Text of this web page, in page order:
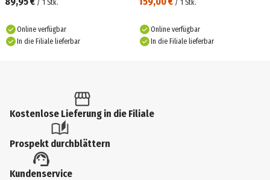
/ 1 Stk.
Online verfügbar
In die Filiale lieferbar
/ 1 Stk.
Online verfügbar
In die Filiale lieferbar
Kostenlose Lieferung in die Filiale
Prospekt durchblättern
Kundenservice